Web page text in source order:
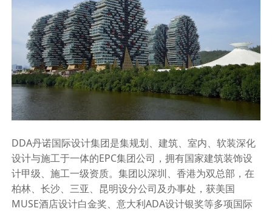
DDA丹诺国际设计集团是集规划、建筑、室内、软装深化
设计与施工于一体的EPC集团公司，拥有国家建筑装饰设
计甲级、施工一级资质。集团以深圳、香港为双总部，在
柏林、长沙、三亚、昆明设分公司及办事处，获美国
MUSE酒店设计白金奖、意大利ADA设计银奖等多项国际